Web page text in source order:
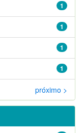
1
1
1
1
próximo >